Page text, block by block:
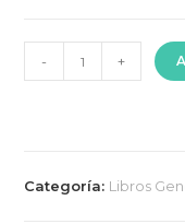
-
MATRIMONIO
A
-
+
Categoría: Libros